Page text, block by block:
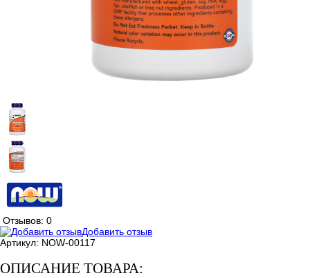
Отзывов: 0
Добавить отзыв
Артикул: NOW-00117
ОПИСАНИЕ ТОВАРА: